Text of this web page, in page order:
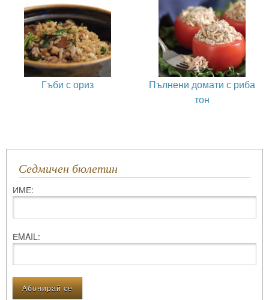
Гъби с ориз
Пълнени домати с риба
тон
Седмичен бюлетин
ИМЕ:
ЕMAIL: